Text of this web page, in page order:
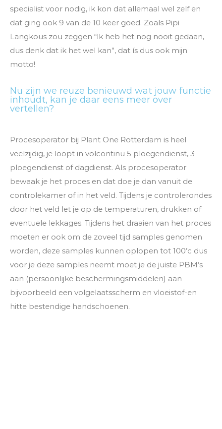
specialist voor nodig, ik kon dat allemaal wel zelf en
dat ging ook 9 van de 10 keer goed. Zoals Pipi
Langkous zou zeggen “lk heb het nog nooit gedaan,
dus denk dat ik het wel kan”, dat ís dus ook mijn
motto!
Nu zijn we reuze benieuwd wat jouw functie
inhoudt, kan je daar eens meer over
vertellen?
Procesoperator bij Plant One Rotterdam is heel
veelzijdig, je loopt in volcontinu 5 ploegendienst, 3
ploegendienst of dagdienst. Als procesoperator
bewaak je het proces en dat doe je dan vanuit de
controlekamer of in het veld. Tijdens je controlerondes
door het veld let je op de temperaturen, drukken of
eventuele lekkages. Tijdens het draaien van het proces
moeten er ook om de zoveel tijd samples genomen
worden, deze samples kunnen oplopen tot 100’c dus
voor je deze samples neemt moet je de juiste PBM’s
aan (persoonlijke beschermingsmiddelen) aan
bijvoorbeeld een volgelaatsscherm en vloeistof-en
hitte bestendige handschoenen.